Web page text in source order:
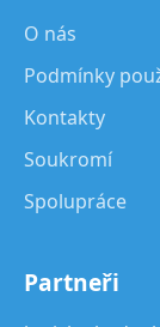
O nás
Podmínky
Kontakty
Soukromí
Spolupráce
Partneři